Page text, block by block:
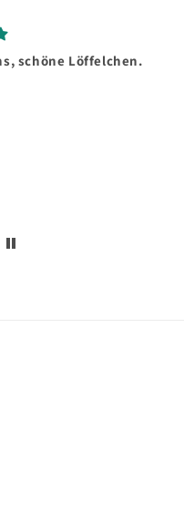
schöne Löffelchen.